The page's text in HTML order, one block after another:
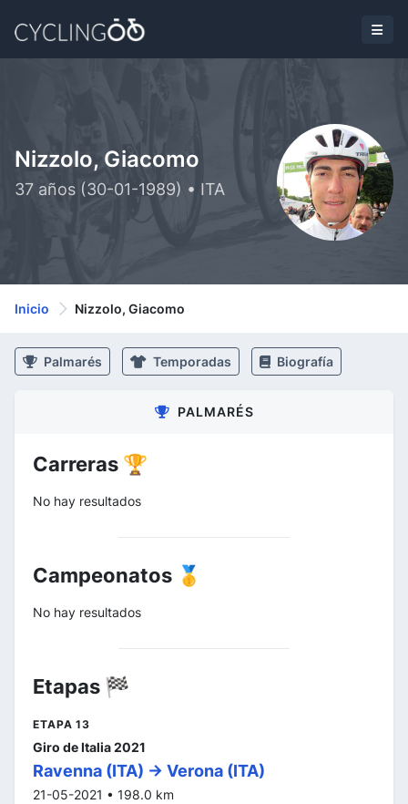
Nizzolo, Giacomo
37 años (30-01-1989) • ITA
Inicio Nizzolo, Giacomo
Palmarés Temporadas Biografía
PALMARÉS
Carreras 🏆
No hay resultados
Campeonatos 🥇
No hay resultados
Etapas 🏁
ETAPA 13
Giro de Italia 2021
Ravenna (ITA) -> Verona (ITA)
21-05-2021 • 198.0 km